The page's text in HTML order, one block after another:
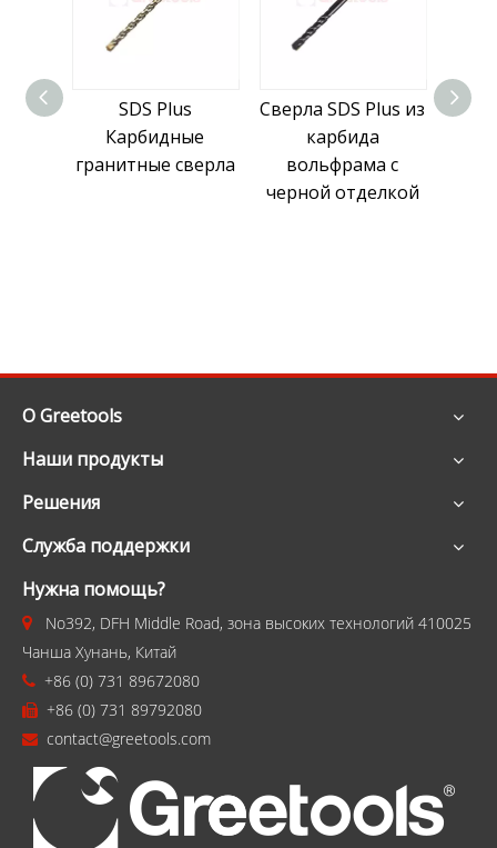
SDS Plus
Карбидные
сверла
Сверла SDS Plus из
вольфрама с
черной отделкой
Сверла по
вольфрама
Plus с
О Greetools
Наши продукты
Решения
Служба поддержки
Нужна помощь?
 No392, DFH Middle Road, зона высоких технологий 410025
Чанша Хунань, Китай
 +86 (0) 731 89672080
 +86 (0) 731 89792080
 contact@greetools.com